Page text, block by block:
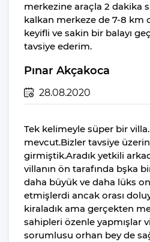
Çarşaflar
Elektrikli Süpürge
Güvenlik Özellikleri
Güvenlik Kamerası
Alarm Sistemi
Şampuan
El Sabunu
Bulaşık Deterjanı
Bulaşık Makinesi
Deterjanı
Çamaşır Makinesi
Deterjanı
merkezine araçla 2 dakika
kalkan merkeze de 7-8 km
keyifli ve sakin bir balayı
tavsiye ederim.
Pınar Akçakoca
28.08.2020
Tek kelimeyle süper bir
mevcut.Bizler tavsiye
girmiştik.Aradık yetkili
villanın ön tarafında bşka
daha büyük ve daha lüks
etmişlerdi ancak orası
kiraladık ama gerçekten
sahipleri özenle yapmışlar
sorumlusu orhan bey de